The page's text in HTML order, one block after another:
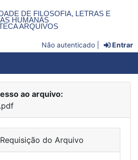
DE FILOSOFIA, LETRAS E
HUMANAS
ARQUIVOS
Não autenticado | Entrar
ao arquivo:
do Arquivo